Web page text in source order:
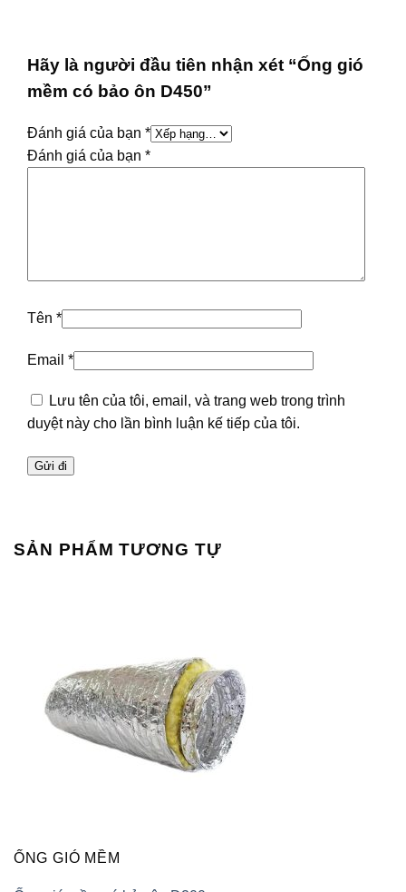
Hãy là người đầu tiên nhận xét “Ống gió
mềm có bảo ôn D450”
Đánh giá của bạn *
Đánh giá của bạn *
Tên *
Email *
Lưu tên của tôi, email, và trang web trong trình
duyệt này cho lần bình luận kế tiếp của tôi.
SẢN PHẨM TƯƠNG TỰ
ỐNG GIÓ MỀM